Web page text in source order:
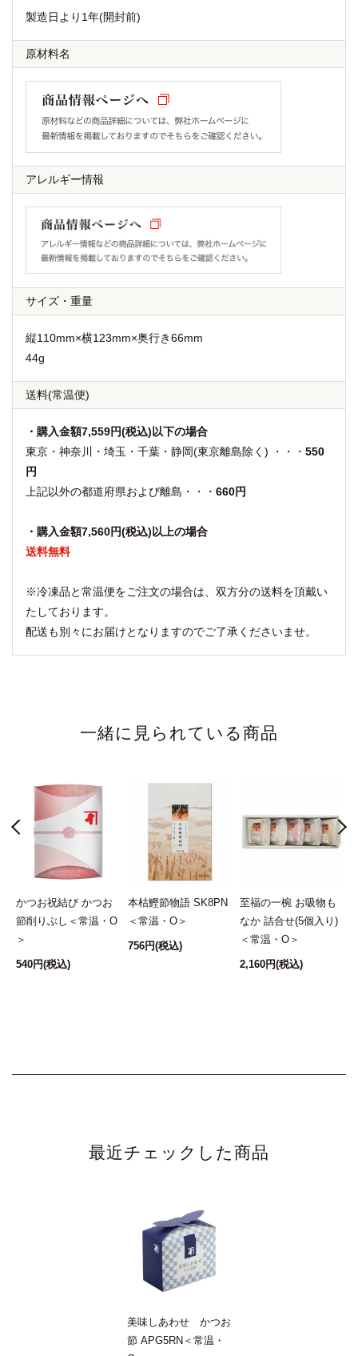
製造日より1年(開封前)
原材料名
アレルギー情報
サイズ・重量
縦110mm×横123mm×奥行き66mm
44g
送料(常温便)
・購入金額7,559円(税込)以下の場合
東京・神奈川・埼玉・千葉・静岡(東京離島除く) ・・・ 550
円
上記以外の都道府県および離島・・・ 660円
・購入金額7,560円(税込)以上の場合
送料無料
※冷凍品と常温便をご注文の場合は、双方分の送料を頂戴い
たしております。
配送も別々にお届けとなりますのでご了承くださいませ。
一緒に見られている商品
かつお祝結び かつお
節削りぶし＜常温・O
＞
540円(税込)
本枯鰹節物語 SK8PN
＜常温・O＞
756円(税込)
至福の一椀 お吸物も
なか 詰合せ(5個入り)
＜常温・O＞
2,160円(税込)
最近チェックした商品
美味しあわせ かつお
節 APG5RN＜常温・